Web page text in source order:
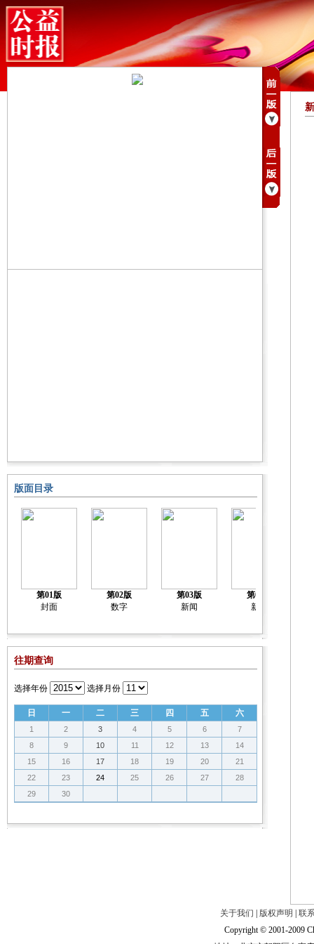
版面目录
第01版
封面
第02版
数字
第03版
新闻
第04版
新闻
往期查询
选择年份 选择月份
日 一 二 三 四 五 六
1 2 3 4 5 6
7
8
9 10 11 12 13
14
15
16 17 18 19 20
21
22
23 24 25 26 27
28
29
30
关于我们 版权声明
联
Copyright © 2001-2009